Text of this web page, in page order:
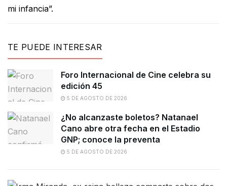
mi infancia”.
TE PUEDE INTERESAR
Foro Internacional de Cine celebra su
edición 45
5 DE AGOSTO DE 2026
¿No alcanzaste boletos? Natanael
Cano abre otra fecha en el Estadio
GNP; conoce la preventa
5 DE AGOSTO DE 2026